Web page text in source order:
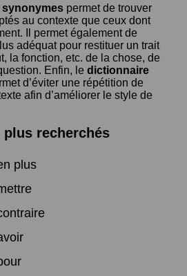
permet de trouver
au contexte que ceux dont
Il permet également de
adéquat pour restituer un trait
la fonction, etc. de la chose, de
Enfin, le dictionnaire
d’éviter une répétition de
afin d’améliorer le style de
recherchés
plus